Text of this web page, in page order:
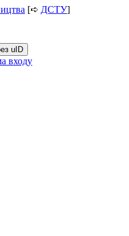
[➪ ДСТУ]
uID
входу